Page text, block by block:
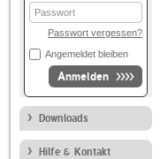
Passwort
Passwort vergessen?
Angemeldet bleiben
Anmelden
Downloads
Hilfe & Kontakt